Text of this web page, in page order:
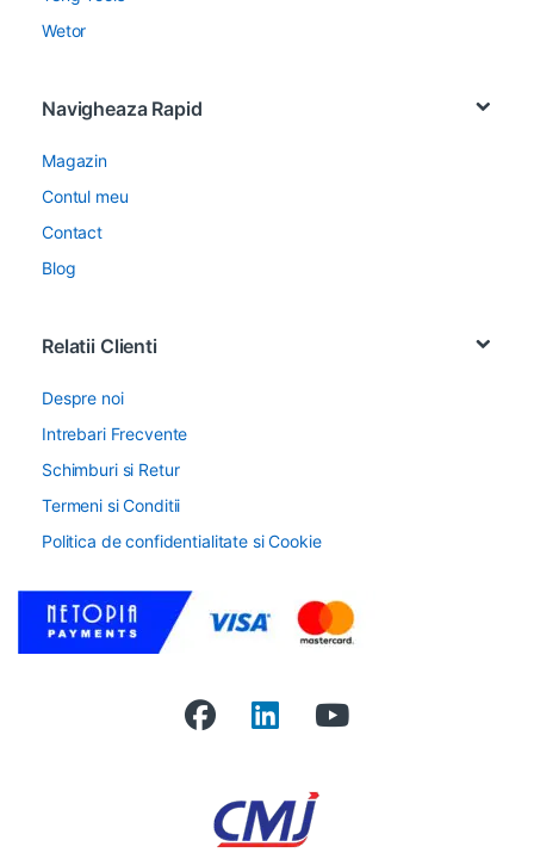
Wetor
Navigheaza Rapid
Magazin
Contul meu
Contact
Blog
Relatii Clienti
Despre noi
Intrebari Frecvente
Schimburi si Retur
Termeni si Conditii
Politica de confidentialitate si Cookie